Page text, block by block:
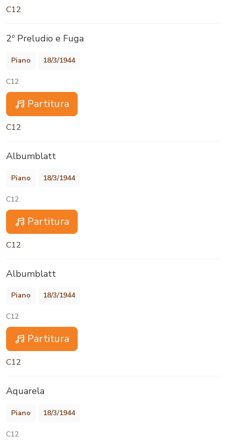
C12
2º Preludio e Fuga
Piano 18/3/1944
C12
Partitura
C12
Albumblatt
Piano 18/3/1944
C12
Partitura
C12
Albumblatt
Piano 18/3/1944
C12
Partitura
C12
Aquarela
Piano 18/3/1944
C12